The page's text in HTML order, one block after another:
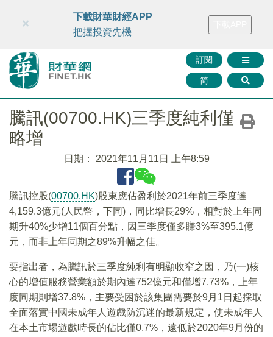
財華智庫網 FINTV FINMETA 財華證券 媒體矩陣
訂閱
简
×
下載財華財經APP
把握投資先機
騰訊(00700.HK)三季度純利僅
略增
日期： 2021年11月11日 上午8:59
騰訊控股(00700.HK)股東應佔盈利於2021年前三季度達
4,159.3億元(人民幣，下同)，同比增長29%，相對於上年同
期升40%少增11個百分點，因三季度僅多賺3%至395.1億
元，而非上年同期之89%升幅之佳。
要指出者，為騰訊於三季度純利有明顯收窄之因，乃(一)核
心的增值服務營業額於期內達752億元和僅增7.73%，上年
度同期則增37.8%，主要受困於該集團需要於9月1日起採取
全面落實中國未成年人遊戲防沉迷的最新規定，使未成年人
在本土市場遊戲時長的佔比僅0.7%，遠低於2020年9月份的